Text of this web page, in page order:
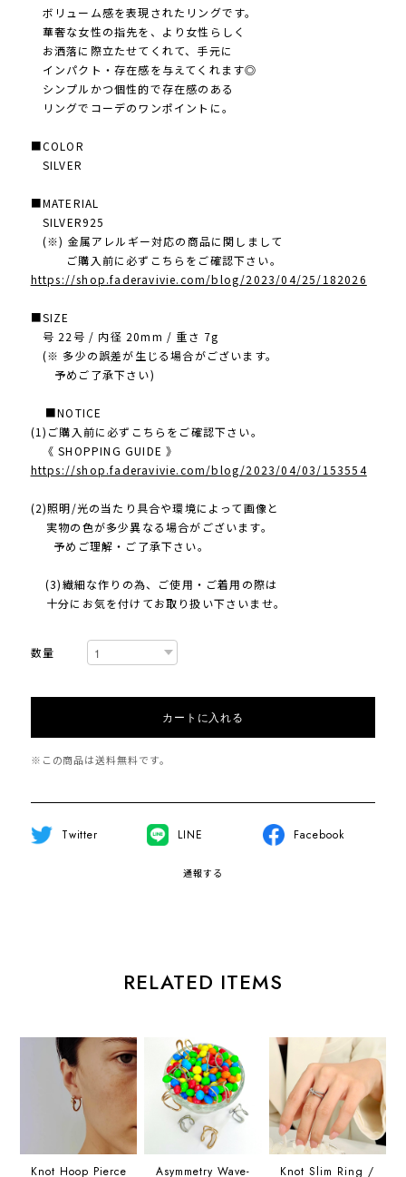
ボリューム感を表現されたリングです。
華奢な女性の指先を 、より女性らしく
お洒落に際立たせ てくれて、手元に
インパクト・存在感を与えてくれます◎
シンプルかつ個性的で存在感のある
リングでコーデのワンポイントに。
■COLOR
SILVER
■MATERIAL
SILVER925
(※) 金属アレルギー対応の商品に関しまして
ご購入前に必ずこちらをご確認下さい。
https://shop.faderavivie.com/blog/2023/04/25/182026
■SIZE
号 22号 / 内径 20mm / 重さ 7g
(※ 多少の誤差が生じる場合がございます。
予めご了承下さい)
■NOTICE
(1)ご購入前に必ずこちらをご確認下さい。
《 SHOPPING GUIDE 》
https://shop.faderavivie.com/blog/2023/04/03/153554
(2)照明/光の当たり具合や環境によって画像と
実物の色が多少異なる場合がございます。
予めご理解・ご了承下さい。
(3)繊細な作りの為、ご使用・ご着用の際は
十分にお気を付けてお取り扱い下さいませ。
数量
カートに入れる
※この商品は送料無料です。
Twitter LINE Facebook
通報する
RELATED ITEMS
Knot Hoop Pierce Asymmetry Wave- Knot Slim Ring /